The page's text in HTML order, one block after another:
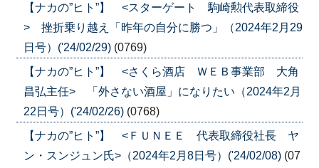
【ナカの”ヒト”】 <スターゲート 駒崎勲代表取締役
> 挫折乗り越え「昨年の自分に勝つ」（2024年2月29
日号）('24/02/29) (0769)
【ナカの”ヒト”】 <さくら酒店 ＷＥＢ事業部 大角
昌弘主任> 「外さない酒屋」になりたい（2024年2月
22日号）('24/02/26) (0768)
【ナカの”ヒト”】 <ＦＵＮＥＥ 代表取締役社長 ヤ
ン・スンジュン氏>（2024年2月8日号）('24/02/08) (07